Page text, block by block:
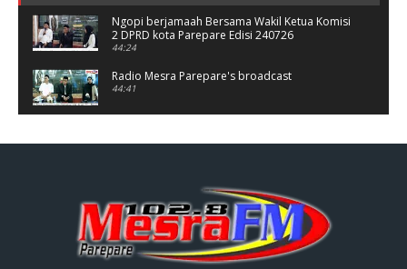
Ngopi berjamaah Bersama Wakil Ketua Komisi
2 DPRD kota Parepare Edisi 240726
44:24
Radio Mesra Parepare's broadcast
44:41
44:25
Ngopi berjamaah bersama polres Parepare
Jumat 03/06/26
37:56
Ngopi Berjamaah Jumat 26/06/26 Bersama
Damkar parepare